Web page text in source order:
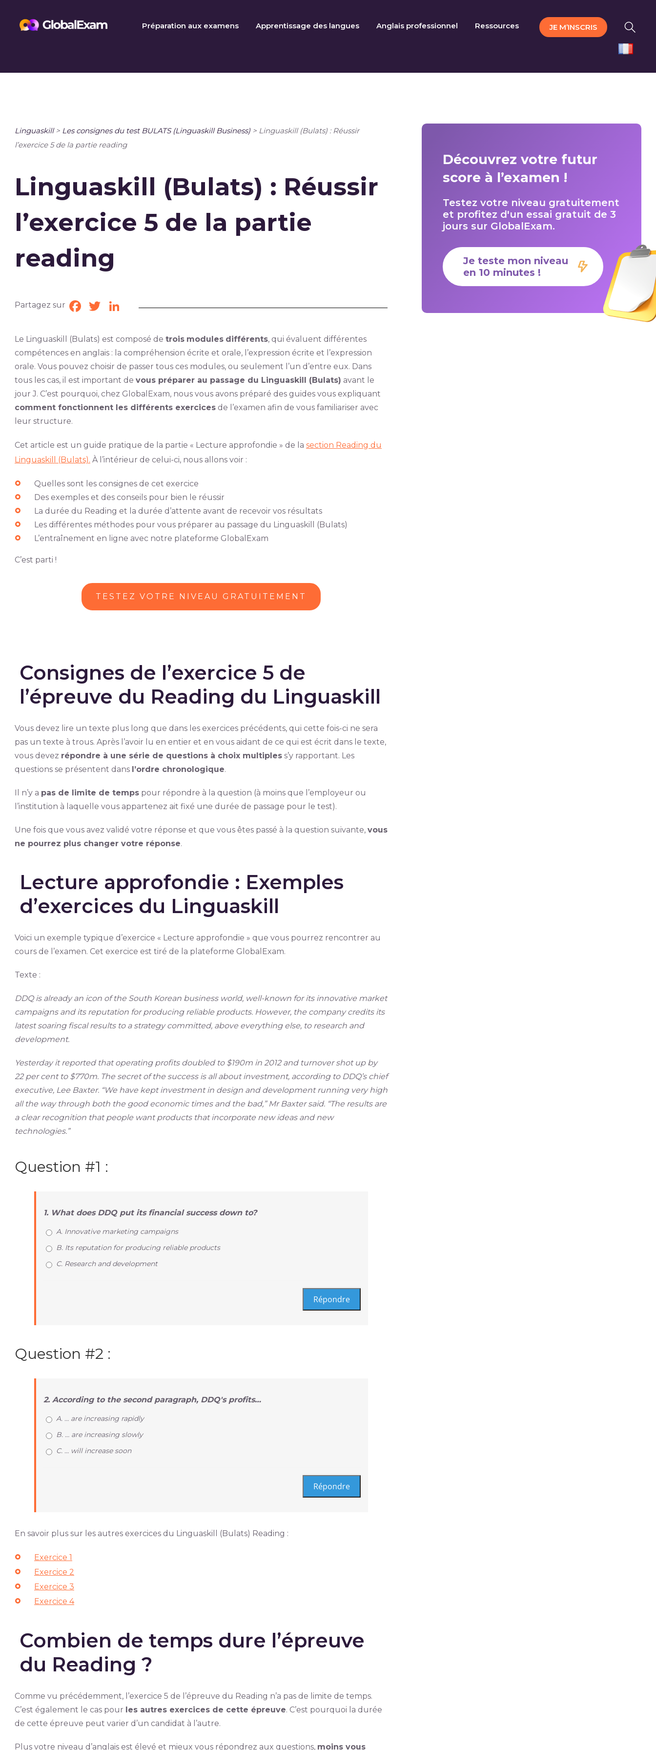
Préparation aux examens Apprentissage des langues Anglais professionnel Ressources JE M’INSCRIS
Linguaskill> Les consignes du test BULATS (Linguaskill Business) > Linguaskill (Bulats) : Réussir
l’exercice 5 de la partie reading
Linguaskill (Bulats) : Réussir
l’exercice 5 de la partie
reading
Partagez sur Facebook
TwitterLinkedIn
Le Linguaskill (Bulats) est composé de trois modules différents, qui évaluent différentes
compétences en anglais : la compréhension écrite et orale, l’expression écrite et l’expression
orale. Vous pouvez choisir de passer tous ces modules, ou seulement l’un d’entre eux. Dans
tous les cas, il est important de vous préparer au passage du Linguaskill (Bulats) avant le
jour J. C’est pourquoi, chez GlobalExam, nous vous avons préparé des guides vous expliquant
comment fonctionnent les différents exercices de l’examen afin de vous familiariser avec
leur structure.
Cet article est un guide pratique de la partie « Lecture approfondie » de la section Reading du
Linguaskill (Bulats). À l’intérieur de celui-ci, nous allons voir :
Quelles sont les consignes de cet exercice
Des exemples et des conseils pour bien le réussir
La durée du Reading et la durée d’attente avant de recevoir vos résultats
Les différentes méthodes pour vous préparer au passage du Linguaskill (Bulats)
L’entraînement en ligne avec notre plateforme GlobalExam
C’est parti !
TESTEZ VOTRE NIVEAU GRATUITEMENT
Consignes de l’exercice 5 de
l’épreuve du Reading du Linguaskill
Vous devez lire un texte plus long que dans les exercices précédents, qui cette fois-ci ne sera
pas un texte à trous. Après l’avoir lu en entier et en vous aidant de ce qui est écrit dans le texte,
vous devez répondre à une série de questions à choix multiples s’y rapportant. Les
questions se présentent dans l’ordre chronologique.
Il n’y a pas de limite de temps pour répondre à la question (à moins que l’employeur ou
l’institution à laquelle vous appartenez ait fixé une durée de passage pour le test).
Une fois que vous avez validé votre réponse et que vous êtes passé à la question suivante, vous
ne pourrez plus changer votre réponse.
Lecture approfondie : Exemples
d’exercices du Linguaskill
Voici un exemple typique d’exercice « Lecture approfondie » que vous pourrez rencontrer au
cours de l’examen. Cet exercice est tiré de la plateforme GlobalExam.
Texte :
DDQ is already an icon of the South Korean business world, well-known for its innovative market
campaigns and its reputation for producing reliable products. However, the company credits its
latest soaring fiscal results to a strategy committed, above everything else, to research and
development.
Yesterday it reported that operating profits doubled to $190m in 2012 and turnover shot up by
22 per cent to $770m. The secret of the success is all about investment, according to DDQ’s chief
executive, Lee Baxter. “We have kept investment in design and development running very high
all the way through both the good economic times and the bad,” Mr Baxter said. “The results are
a clear recognition that people want products that incorporate new ideas and new
technologies.”
Question #1 :
1. What does DDQ put its financial success down to?
A. Innovative marketing campaigns
B. Its reputation for producing reliable products
C. Research and development
Question #2 :
2. According to the second paragraph, DDQ's profits…
A. … are increasing rapidly
B. … are increasing slowly
C. … will increase soon
En savoir plus sur les autres exercices du Linguaskill (Bulats) Reading :
Exercice 1
Exercice 2
Exercice 3
Exercice 4
Combien de temps dure l’épreuve
du Reading ?
Comme vu précédemment, l’exercice 5 de l’épreuve du Reading n’a pas de limite de temps.
C’est également le cas pour les autres exercices de cette épreuve. C’est pourquoi la durée
de cette épreuve peut varier d’un candidat à l’autre.
Plus votre niveau d’anglais est élevé et mieux vous répondrez aux questions, moins vous
Découvrez votre futur
score à l’examen !
Testez votre niveau gratuitement
et profitez d'un essai gratuit de 3
jours sur GlobalExam.
Je teste mon niveau
en 10 minutes !